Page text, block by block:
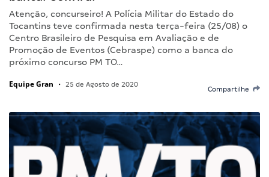
Atenção, concurseiro! A Polícia Militar do Estado do
Tocantins teve confirmada nesta terça-feira (25/08) o
Centro Brasileiro de Pesquisa em Avaliação e de
Promoção de Eventos (Cebraspe) como a banca do
próximo concurso PM TO…
Equipe Gran • 25 de Agosto de 2020
Compartilhe